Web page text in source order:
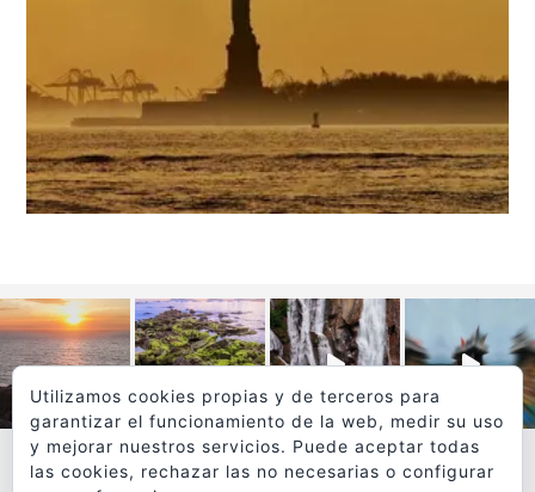
Utilizamos cookies propias y de terceros para
garantizar el funcionamiento de la web, medir su uso
y mejorar nuestros servicios. Puede aceptar todas
las cookies, rechazar las no necesarias o configurar